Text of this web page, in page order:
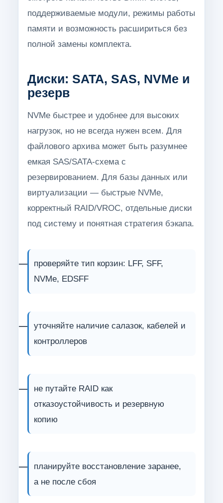
поддерживаемые модули, режимы работы
памяти и возможность расшириться без
полной замены комплекта.
Диски: SATA, SAS, NVMe и
резерв
NVMe быстрее и удобнее для высоких
нагрузок, но не всегда нужен всем. Для
файлового архива может быть разумнее
емкая SAS/SATA-схема с
резервированием. Для базы данных или
виртуализации — быстрые NVMe,
корректный RAID/VROC, отдельные диски
под систему и понятная стратегия бэкапа.
проверяйте тип корзин: LFF, SFF,
NVMe, EDSFF
уточняйте наличие салазок, кабелей и
контроллеров
не путайте RAID как
отказоустойчивость и резервную
копию
планируйте восстановление заранее,
а не после сбоя